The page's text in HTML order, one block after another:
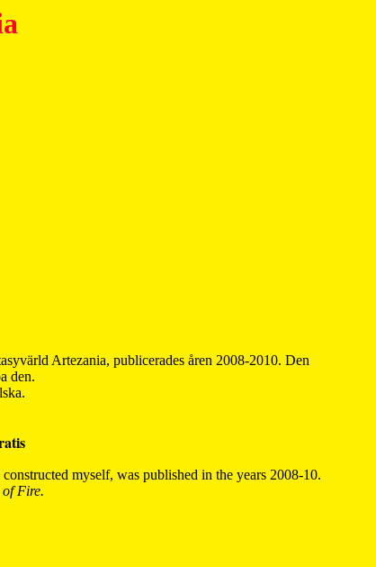
Artezania, publicerades åren 2008-2010. Den
den.
myself, was published in the years 2008-10.
of Fire.